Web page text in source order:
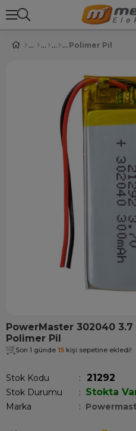
Polimer Pil
PowerMaster 302040
Polimer Pil
Son 1 günde 15 kişi sepetine ekledi!
Stok Kodu 21292
Stok Durumu : Stokta
Marka :